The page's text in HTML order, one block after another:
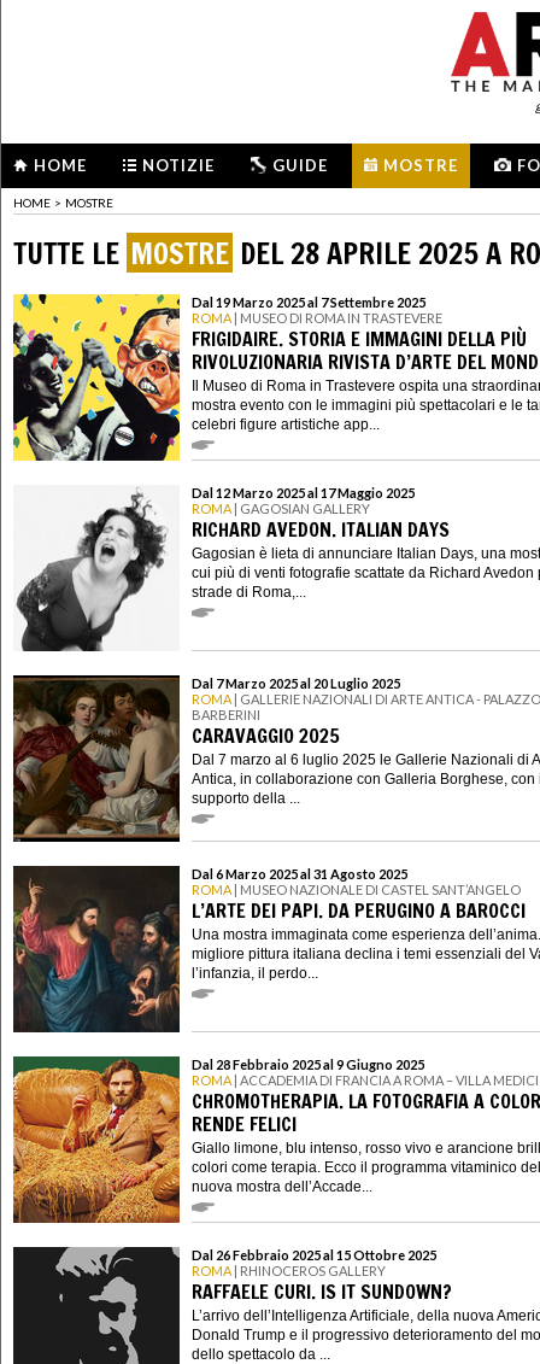
HOME NOTIZIE GUIDE MOSTRE
HOME > MOSTRE
TUTTE LE MOSTRE DEL 28 APRILE 2025 A
Dal 19 Marzo 2025 al 7 Settembre 2025
ROMA | MUSEO DI ROMA IN TRASTEVERE
FRIGIDAIRE. STORIA E IMMAGINI DELLA PIÙ
RIVOLUZIONARIA RIVISTA D’ARTE DEL
Il Museo di Roma in Trastevere ospita una
mostra evento con le immagini più spettacolari e le
celebri figure artistiche app...
Dal 12 Marzo 2025 al 17 Maggio 2025
ROMA | GAGOSIAN GALLERY
RICHARD AVEDON. ITALIAN DAYS
Gagosian è lieta di annunciare Italian Days, una
cui più di venti fotografie scattate da Richard Avedon
strade di Roma,...
Dal 7 Marzo 2025 al 20 Luglio 2025
ROMA | GALLERIE NAZIONALI DI ARTE ANTICA - PALAZZO
BARBERINI
CARAVAGGIO 2025
Dal 7 marzo al 6 luglio 2025 le Gallerie Nazionali di
Antica, in collaborazione con Galleria Borghese, con
supporto della ...
Dal 6 Marzo 2025 al 31 Agosto 2025
ROMA | MUSEO NAZIONALE DI CASTEL SANT’ANGELO
L’ARTE DEI PAPI. DA PERUGINO A BAROCCI
Una mostra immaginata come esperienza
migliore pittura italiana declina i temi essenziali del
l’infanzia, il perdo...
Dal 28 Febbraio 2025 al 9 Giugno 2025
ROMA | ACCADEMIA DI FRANCIA A ROMA – VILLA MEDICI
CHROMOTHERAPIA. LA FOTOGRAFIA A
RENDE FELICI
Giallo limone, blu intenso, rosso vivo e arancione
colori come terapia. Ecco il programma vitaminico
nuova mostra dell’Accade...
Dal 26 Febbraio 2025 al 15 Ottobre 2025
ROMA | RHINOCEROS GALLERY
RAFFAELE CURI. IS IT SUNDOWN?
L’arrivo dell’Intelligenza Artificiale, della nuova
Donald Trump e il progressivo deterioramento del
dello spettacolo da ...